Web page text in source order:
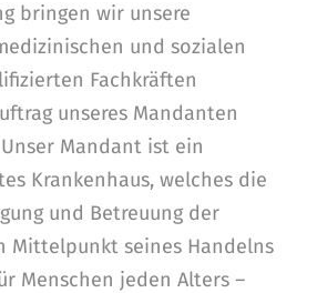
bringen wir unsere
und sozialen
Fachkräften
unseres Mandanten
Mandant ist ein
Krankenhaus, welches die
und Betreuung der
Mittelpunkt seines Handelns
Menschen jeden Alters –